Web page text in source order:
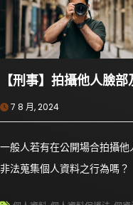
【刑事】拍攝他人臉
7 8 月, 2024
一般人若有在公開場合拍攝
非法蒐集個人資料之行為嗎？